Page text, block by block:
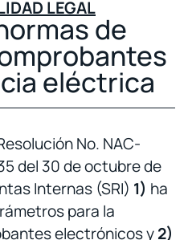
LEGAL
de
eléctrica
No. NAC-
del 30 de octubre de
Internas (SRI) 1) ha
para la
electrónicos y2)